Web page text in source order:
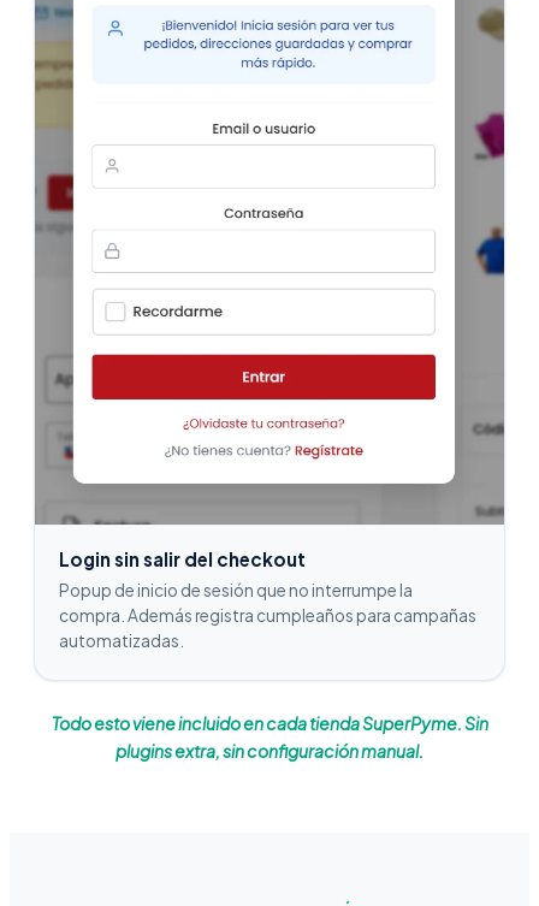
Login sin salir del checkout
Popup de inicio de sesión que no interrumpe la
compra. Además registra cumpleaños para campañas
automatizadas.
Todo esto viene incluido en cada tienda SuperPyme. Sin
plugins extra, sin configuración manual.